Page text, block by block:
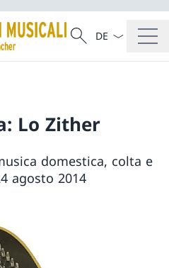
Cercare
Ricerca
Dal menu a
Lo Zither
domestica, colta e
agosto 2014